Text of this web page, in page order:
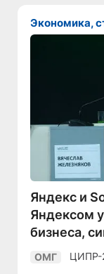
Экономика,
Яндекс и
Яндексом
бизнеса,
ОМГ ЦИПР-